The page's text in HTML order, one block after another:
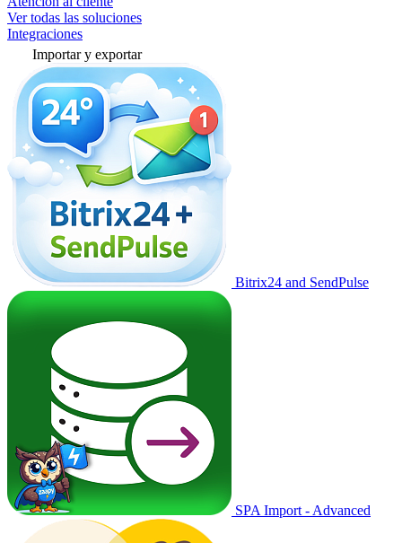
Ver todas las soluciones
Integraciones
Importar y exportar
Bitrix24 and SendPulse
SPA Import - Advanced